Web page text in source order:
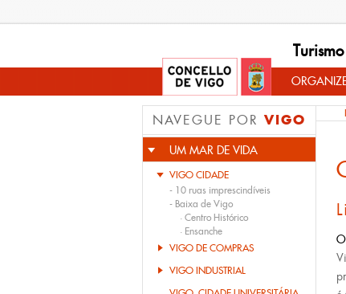
NAVEGUE POR VIGO
UM MAR DE VIDA
VIGO CIDADE
- 10 ruas imprescindíveis
- Baixa de Vigo
· Centro Histórico
· Ensanche
VIGO DE COMPRAS
VIGO INDUSTRIAL